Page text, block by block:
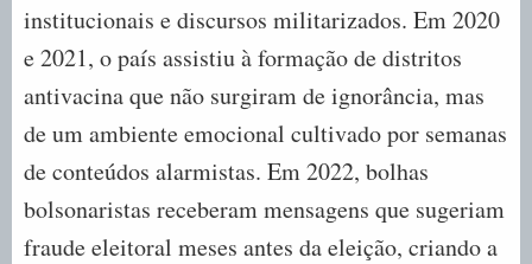
institucionais e discursos militarizados. Em 2020
e 2021, o país assistiu à formação de distritos
antivacina que não surgiram de ignorância, mas
de um ambiente emocional cultivado por semanas
de conteúdos alarmistas. Em 2022, bolhas
bolsonaristas receberam mensagens que sugeriam
fraude eleitoral meses antes da eleição, criando a